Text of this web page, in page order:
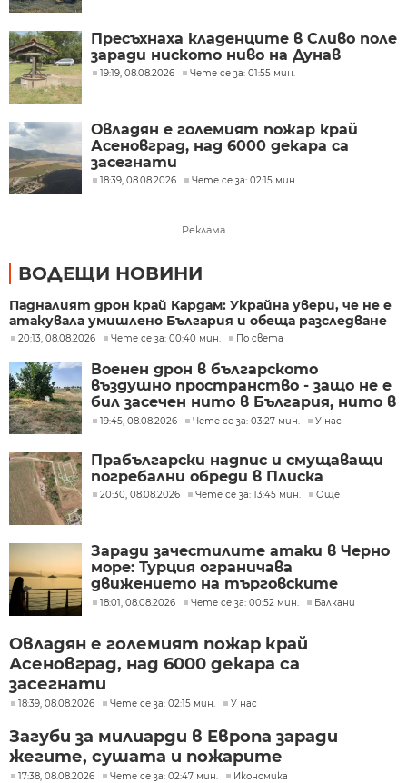
Пресъхнаха кладенците в Сливо поле
заради ниското ниво на Дунав
19:19, 08.08.2026 Чете се за: 01:55 мин.
Овладян е големият пожар край
Асеновград, над 6000 декара са
засегнати
18:39, 08.08.2026 Чете се за: 02:15 мин.
Реклама
ВОДЕЩИ НОВИНИ
Падналият дрон край Кардам: Украйна увери, че не е
атакувала умишлено България и обеща разследване
20:13, 08.08.2026 Чете се за: 00:40 мин. По света
Военен дрон в българското
въздушно пространство - защо не е
бил засечен нито в България, нито в
Румъния?
19:45, 08.08.2026 Чете се за: 03:27 мин. У нас
Прабългарски надпис и смущаващи
погребални обреди в Плиска
20:30, 08.08.2026 Чете се за: 13:45 мин. Още
Заради зачестилите атаки в Черно
море: Турция ограничава
движението на търговските
кораби
18:01, 08.08.2026 Чете се за: 00:52 мин. Балкани
Овладян е големият пожар край
Асеновград, над 6000 декара са
засегнати
18:39, 08.08.2026 Чете се за: 02:15 мин. У нас
Загуби за милиарди в Европа заради
жегите, сушата и пожарите
17:38, 08.08.2026 Чете се за: 02:47 мин. Икономика